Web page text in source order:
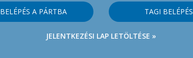
BELÉPÉS A PÁRTBA TAGI BELÉPÉS
JELENTKEZÉSI LAP LETÖLTÉSE »